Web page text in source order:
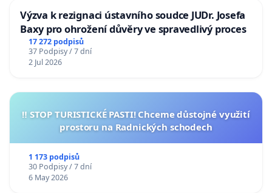
Výzva k rezignaci ústavního soudce JUDr. Josefa
Baxy pro ohrožení důvěry ve spravedlivý proces
17 272 podpisů
37 Podpisy / 7 dní
2 Jul 2026
‼️ STOP TURISTICKÉ PASTI! Chceme důstojné využití
prostoru na Radnických schodech
1 173 podpisů
30 Podpisy / 7 dní
6 May 2026